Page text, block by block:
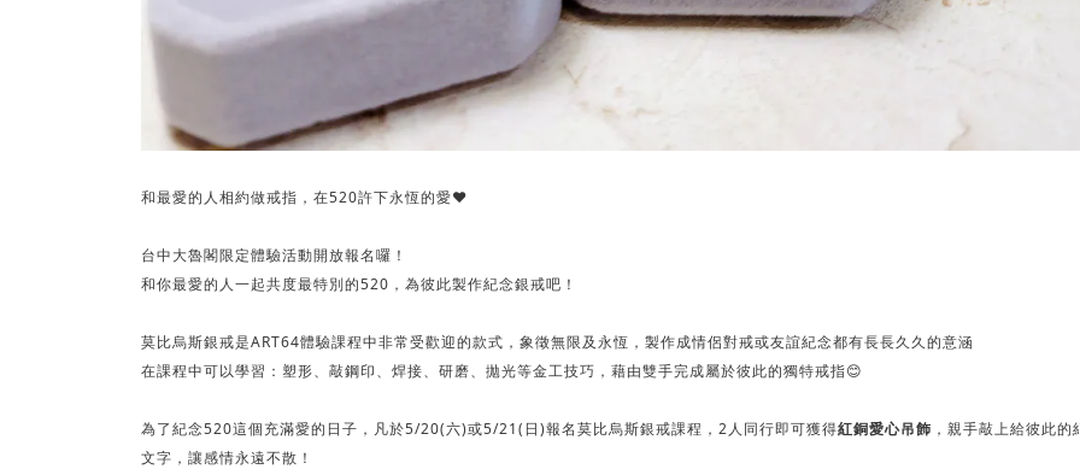
和最愛的人相約做戒指，在520許下永恆的愛❤
台中大魯閣限定體驗活動開放報名囉！
和你最愛的人一起共度最特別的520，為彼此製作紀念銀戒吧！
莫比烏斯銀戒是ART64體驗課程中非常受歡迎的款式，象徵無限及永恆，製作成情侶對戒或友誼紀念都有長長久久的意涵
在課程中可以學習：塑形、敲鋼印、焊接、研磨、拋光等金工技巧，藉由雙手完成屬於彼此的獨特戒指😊
為了紀念520這個充滿愛的日子，凡於5/20(六)或5/21(日)報名莫比烏斯銀戒課程，2人同行即可獲得紅銅愛心吊飾 ，親手敲上給彼此的
文字，讓感情永遠不散！